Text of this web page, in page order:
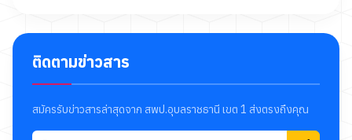
ติดตามข่าวสาร
สมัครรับข่าวสารล่าสุดจาก สพป.อุบลราชธานี เขต 1 ส่งตรงถึงคุณ